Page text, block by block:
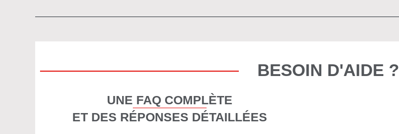
BESOIN D'AIDE ?
UNE FAQ COMPLÈTE
ET DES RÉPONSES DÉTAILLÉES